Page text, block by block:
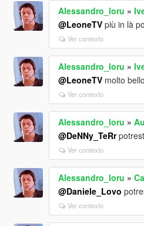
Alessandro_loru »
@LeoneTVpiù in là
Ver contexto
Alessandro_loru »
@LeoneTVmolto
Ver contexto
Alessandro_loru »
@DeNNy_TeRr
Ver contexto
Alessandro_loru »
@Daniele_Lovo
Ver contexto